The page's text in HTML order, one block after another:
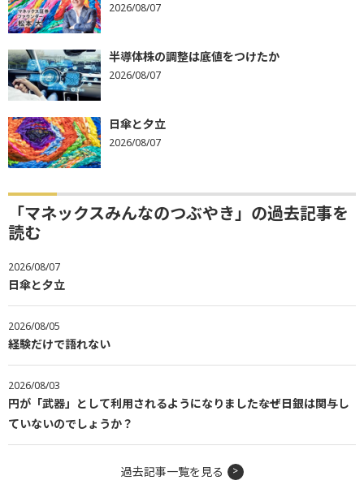
2026/08/07
半導体株の調整は底値をつけたか
2026/08/07
日傘と夕立
2026/08/07
「マネックスみんなのつぶやき」の過去記事を
読む
2026/08/07
日傘と夕立
2026/08/05
経験だけで語れない
2026/08/03
円が「武器」として利用されるようになりました――なぜ日銀は関与し
ていないのでしょうか？
過去記事一覧を見る